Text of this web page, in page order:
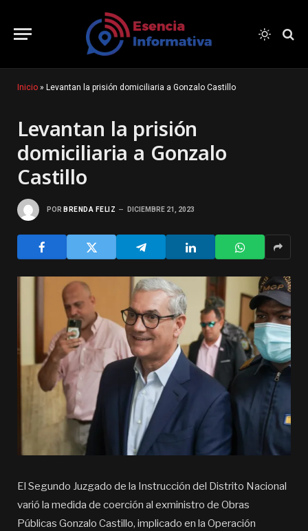
Inicio » Levantan la prisión domiciliaria a Gonzalo Castillo
Levantan la prisión
domiciliaria a Gonzalo
Castillo
POR BRENDA FELIZ DICIEMBRE 21, 2023
El Segundo Juzgado de la Instrucción del Distrito Nacional
varió la medida de coerción al exministro de Obras
Públicas Gonzalo Castillo, implicado en la Operación